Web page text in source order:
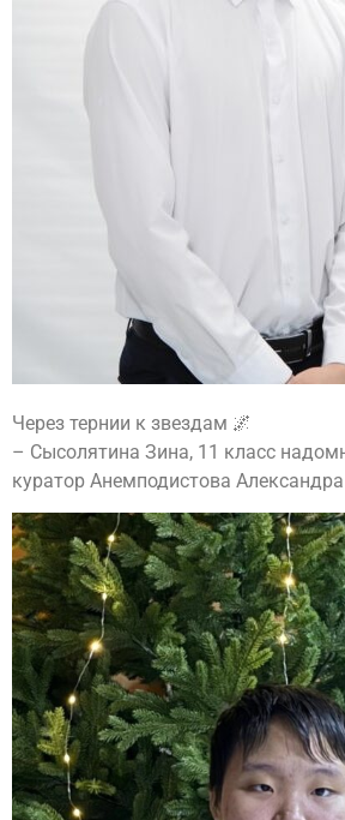
Через тернии к звездам 🌌
– Сысолятина Зина, 11 класс
куратор Анемподистова